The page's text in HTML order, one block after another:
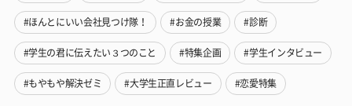
#ほんとにいい会社見つけ隊！ #お金の授業 #診断
#学生の君に伝えたい３つのこと #特集企画 #学生インタビュー
#もやもや解決ゼミ #大学生正直レビュー #恋愛特集